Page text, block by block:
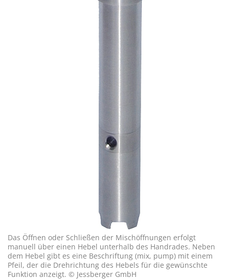
Das Öffnen oder Schließen der Mischöffnungen erfolgt
manuell über einen Hebel unterhalb des Handrades. Neben
dem Hebel gibt es eine Beschriftung (mix, pump) mit einem
Pfeil, der die Drehrichtung des Hebels für die gewünschte
Funktion anzeigt. © Jessberger GmbH